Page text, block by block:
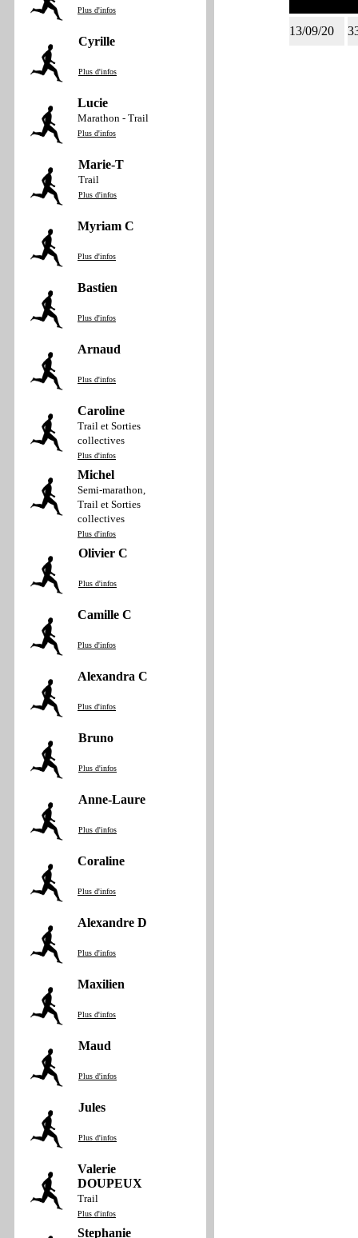
Plus d'infos
Cyrille
Plus d'infos
Lucie
Marathon - Trail
Plus d'infos
Marie-T
Trail
Plus d'infos
Myriam C
Plus d'infos
Bastien
Plus d'infos
Arnaud
Plus d'infos
Caroline
Trail et Sorties
collectives
Plus d'infos
Michel
Semi-marathon,
Trail et Sorties
collectives
Plus d'infos
Olivier C
Plus d'infos
Camille C
Plus d'infos
Alexandra C
Plus d'infos
Bruno
Plus d'infos
Anne‐Laure
Plus d'infos
Coraline
Plus d'infos
Alexandre D
Plus d'infos
Maxilien
Plus d'infos
Maud
Plus d'infos
Jules
Plus d'infos
Valerie
DOUPEUX
Trail
Plus d'infos
Stephanie
13/09/20